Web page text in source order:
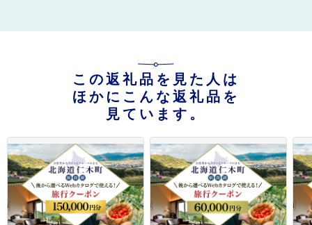
この返礼品を見た人は
ほかにこんな返礼品を
見ています。